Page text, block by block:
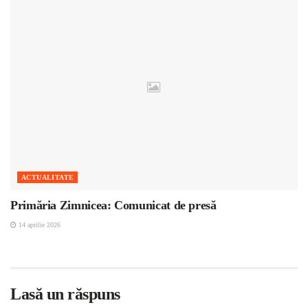
ACTUALITATE
Primăria Zimnicea: Comunicat de presă
14 aprilie 2026
Lasă un răspuns